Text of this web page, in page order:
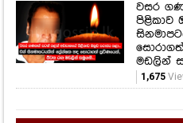
වසර
පිළිකාව
මඩලින්
1,675